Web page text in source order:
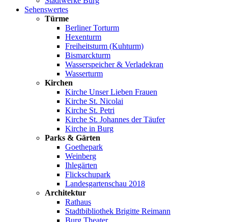
Sehenswertes
Türme
Berliner Torturm
Hexenturm
Freiheitsturm (Kuhturm)
Bismarckturm
Wasserspeicher & Verladekran
Wasserturm
Kirchen
Kirche Unser Lieben Frauen
Kirche St. Nicolai
Kirche St. Petri
Kirche St. Johannes der Täufer
Kirche in Burg
Parks & Gärten
Goethepark
Weinberg
Ihlegärten
Flickschupark
Landesgartenschau 2018
Architektur
Rathaus
Stadtbibliothek Brigitte Reimann
Burg Theater